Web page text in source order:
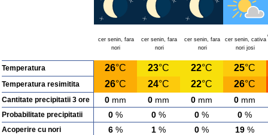
cer senin, fara
nori
cer senin, fara
nori
cer senin, fara
nori
cer senin, cativa
nori josi
Temperatura 26°C 23°C 22°C 25°C
Temperatura resimitita 26°C 24°C 22°C 26°C
Cantitate precipitatii 3 ore 0 mm 0 mm 0 mm 0 mm
Probabilitate precipitatii 0 % 0 % 0 % 0 %
Acoperire cu nori 6 % 1 % 0 % 19 %